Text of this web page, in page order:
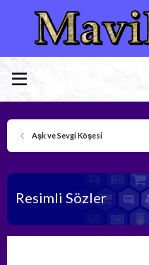
Aşk ve Sevgi Köşesi
Resimli Sözler